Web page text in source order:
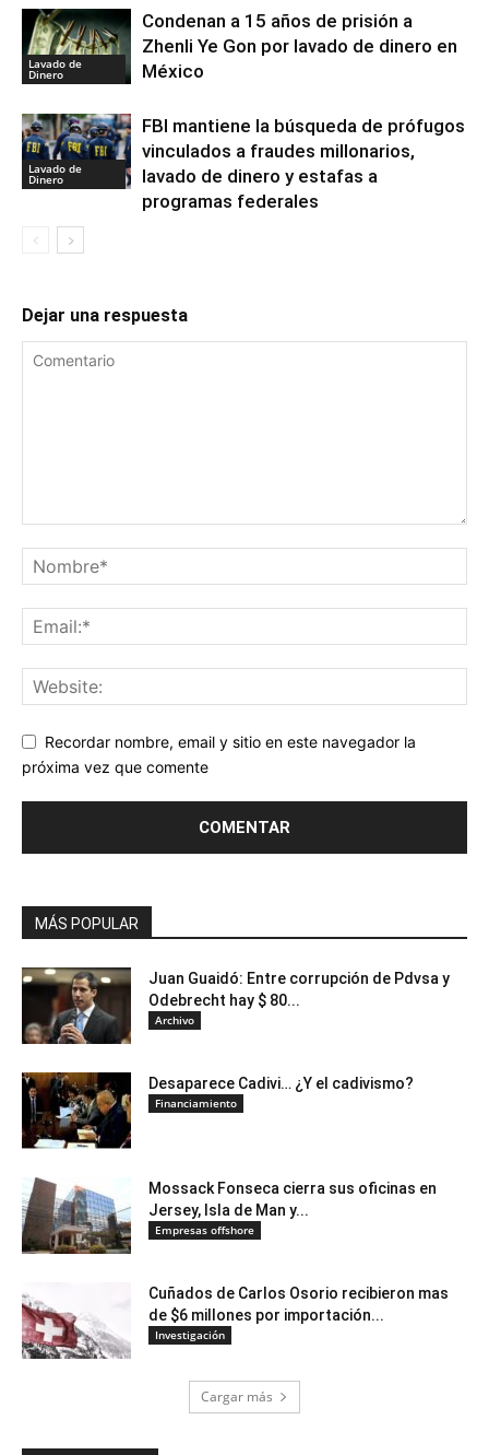
Lavado de
Dinero
Condenan a 15 años de prisión a
Zhenli Ye Gon por lavado de dinero en
México
Lavado de
Dinero
FBI mantiene la búsqueda de prófugos
vinculados a fraudes millonarios,
lavado de dinero y estafas a
programas federales
Dejar una respuesta
Recordar nombre, email y sitio en este navegador la
próxima vez que comente
MÁS POPULAR
Juan Guaidó: Entre corrupción de Pdvsa y
Odebrecht hay $ 80...
Archivo
Desaparece Cadivi… ¿Y el cadivismo?
Financiamiento
Mossack Fonseca cierra sus oficinas en
Jersey, Isla de Man y...
Empresas offshore
Cuñados de Carlos Osorio recibieron mas
de $6 millones por importación...
Investigación
Cargar más